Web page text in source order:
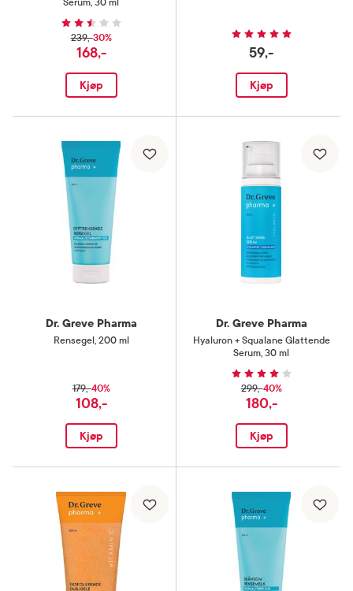
Serum, 30 ml
239,-30%
168,-
Kjøp
59,-
Kjøp
Dr. Greve Pharma
Rensegel , 200 ml
179,-40%
108,-
Kjøp
Dr. Greve Pharma
Hyaluron + Squalane Glattende
Serum, 30 ml
299,-40%
180,-
Kjøp